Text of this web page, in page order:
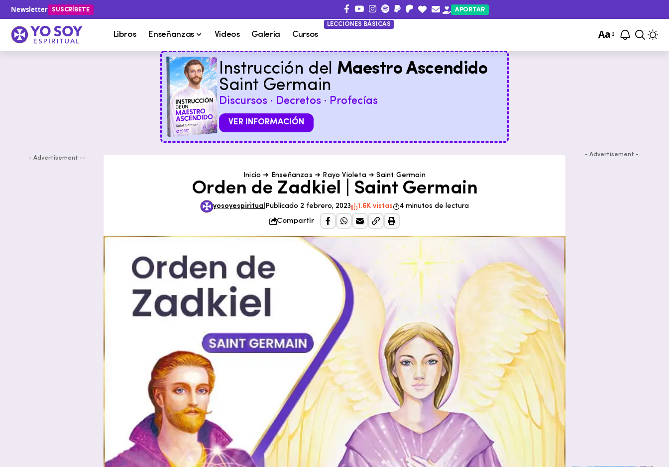
Newsletter SUSCRÍBETE APORTAR
Libros Enseñanzas Videos Galería Cursos
LECCIONES BÁSICAS
Aa
Instrucción del Maestro Ascendido
Saint Germain
Discursos · Decretos · Profecías
VER INFORMACIÓN
- Advertisement --
Inicio ➜ Enseñanzas ➜ Rayo Violeta➜Saint Germain
Orden de Zadkiel | Saint Germain
yosoyespiritual Publicado 2 febrero, 2023 1.6K vistas
4 minutos de lectura
Compartir
- Advertisement -